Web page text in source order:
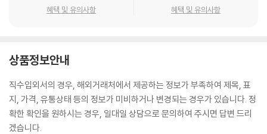
혜택 및 유의사항 혜택 및 유의사항
상품정보안내
직수입외서의 경우, 해외거래처에서 제공하는 정보가 부족하여 제목, 표
지, 가격, 유통상태 등의 정보가 미비하거나 변경되는 경우가 있습니다. 정
확한 확인을 원하시는 경우, 일대일 상담으로 문의하여 주시면 답변 드리
겠습니다.